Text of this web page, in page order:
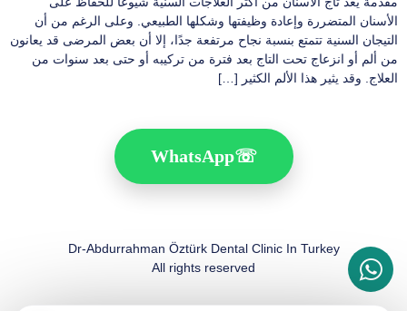
الأسنان المتضررة وإعادة وظيفتها وشكلها الطبيعي. وعلى الرغم من أن
التيجان السنية تتمتع بنسبة نجاح مرتفعة جدًا، إلا أن بعض المرضى قد يعانون
من ألم أو انزعاج تحت التاج بعد فترة من تركيبه أو حتى بعد سنوات من
العلاج. وقد يثير هذا الألم الكثير […]
☏
WhatsApp
Dr-Abdurrahman Öztürk Dental Clinic In Turkey
All rights reserved